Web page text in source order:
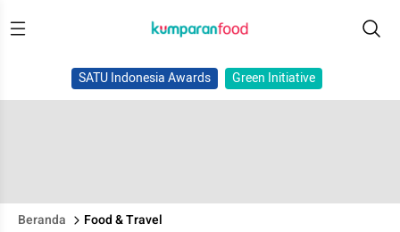
SATU Indonesia Awards Green Initiative
Beranda Food & Travel